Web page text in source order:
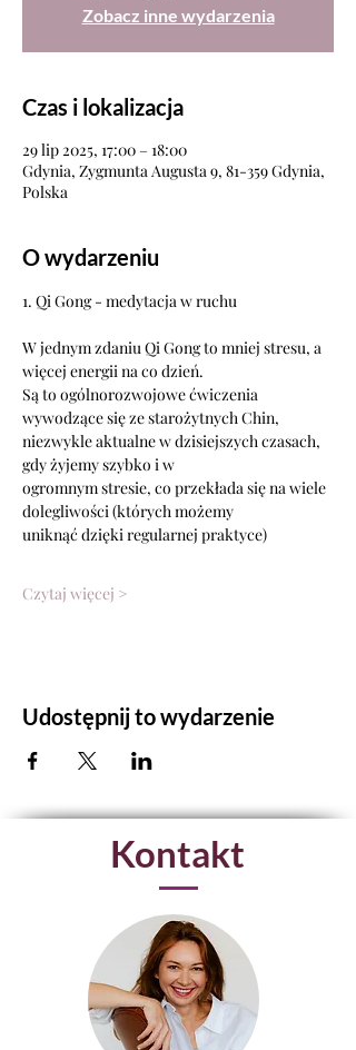
Zobacz inne wydarzenia
Czas i lokalizacja
29 lip 2025, 17:00 – 18:00
Gdynia, Zygmunta Augusta 9, 81-359 Gdynia,
Polska
O wydarzeniu
1. Qi Gong - medytacja w ruchu
W jednym zdaniu Qi Gong to mniej stresu, a
więcej energii na co dzień.
Są to ogólnorozwojowe ćwiczenia
wywodzące się ze starożytnych Chin,
niezwykle aktualne w dzisiejszych czasach,
gdy żyjemy szybko i w
ogromnym stresie, co przekłada się na wiele
dolegliwości (których możemy
uniknąć dzięki regularnej praktyce)
Czytaj więcej >
Udostępnij to wydarzenie
Kontakt